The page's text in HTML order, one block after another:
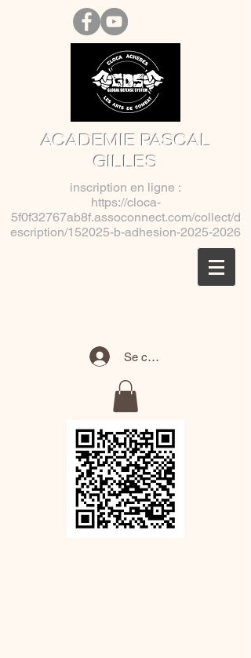
ACADEMIE PASCAL
GILLES
inscription en ligne :
https://cloca-
5f0f32767ab8f.assoconnect.com/collect/d
escription/152025-b-adhesion-2025-2026
Se connecter